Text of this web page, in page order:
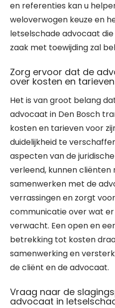
en referenties kan u
weloverwogen keuze en
letselschade advocaat
zaak met toewijding zal
Zorg ervoor dat de
over kosten en
Het is van groot belang
advocaat in Den Bosch
kosten en tarieven voor
duidelijkheid te
aspecten van de
verleend, kunnen
samenwerken met de
verrassingen en zorgt
communicatie over wat
verwacht. Een open en
betrekking tot kosten
samenwerking en
de cliënt en de advocaat.
Vraag naar de
advocaat in